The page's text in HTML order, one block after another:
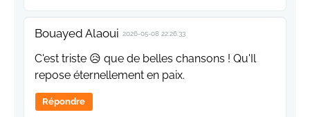
Bouayed Alaoui 2026-05-08 22:26:33
C'est triste 😥 que de belles chansons ! Qu'Il
repose éternellement en paix.
Répondre